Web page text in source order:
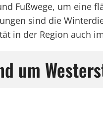
Fußwege, um eine
sind die
in der Region auch
um